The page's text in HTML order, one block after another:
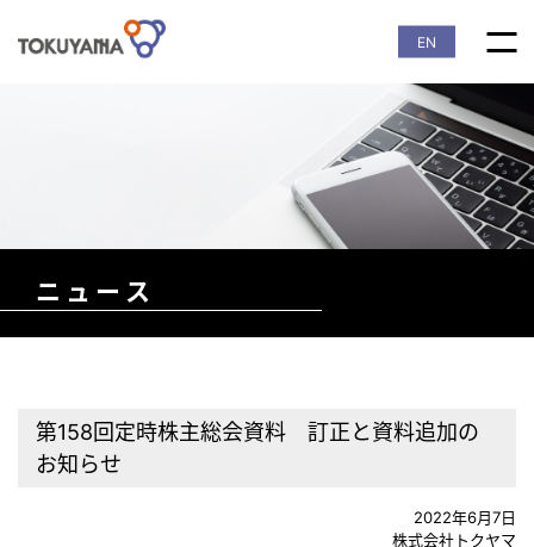
EN
ニュース
第158回定時株主総会資料 訂正と資料追加の
お知らせ
2022年6月7日
株式会社トクヤマ